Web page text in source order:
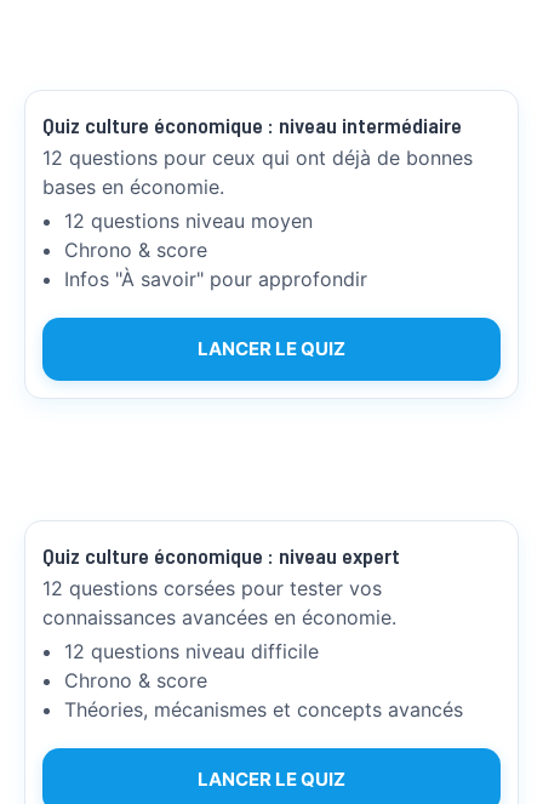
Quiz culture économique : niveau intermédiaire
12 questions pour ceux qui ont déjà de bonnes
bases en économie.
12 questions niveau moyen
Chrono & score
Infos "À savoir" pour approfondir
LANCER LE QUIZ
Quiz culture économique : niveau expert
12 questions corsées pour tester vos
connaissances avancées en économie.
12 questions niveau difficile
Chrono & score
Théories, mécanismes et concepts avancés
LANCER LE QUIZ